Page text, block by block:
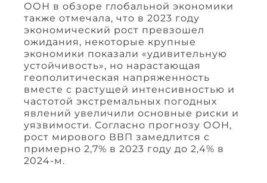
ООН в обзоре глобальной экономики
также отмечала, что в 2023 году
экономический рост превзошел
ожидания, некоторые крупные
экономики показали «удивительную
устойчивость», но нарастающая
геополитическая напряженность
вместе с растущей интенсивностью и
частотой экстремальных погодных
явлений увеличили основные риски и
уязвимости. Согласно прогнозу ООН,
рост мирового ВВП замедлится с
примерно 2,7% в 2023 году до 2,4% в
2024-м.